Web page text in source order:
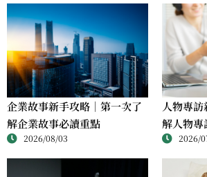
企業故事新手攻略｜第一次了
解企業故事必讀重點
2026/08/03
人物專
解人物專
2026/